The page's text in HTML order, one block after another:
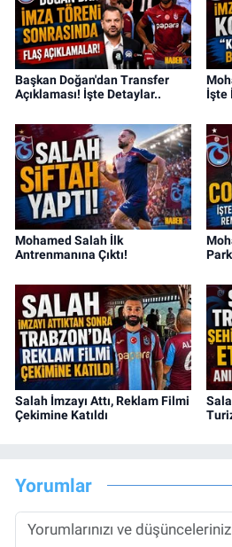
Başkan Doğan'dan Transfer
Açıklaması! İşte Detaylar..
İşte
Mohamed Salah İlk
Antrenmanına Çıktı!
Salah İmzayı Attı, Reklam Filmi
Çekimine Katıldı
Yorumlar